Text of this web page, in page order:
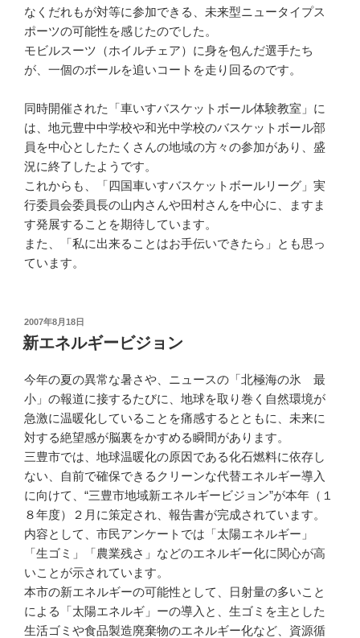
なくだれもが対等に参加できる、未来型ニュータイプス
ポーツの可能性を感じたのでした。
モビルスーツ（ホイルチェア）に身を包んだ選手たち
が、一個のボールを追いコートを走り回るのです。
同時開催された「車いすバスケットボール体験教室」に
は、地元豊中中学校や和光中学校のバスケットボール部
員を中心としたたくさんの地域の方々の参加があり、盛
況に終了したようです。
これからも、「四国車いすバスケットボールリーグ」実
行委員会委員長の山内さんや田村さんを中心に、ますま
す発展することを期待しています。
また、「私に出来ることはお手伝いできたら」とも思っ
ています。
投
稿
日:
2007年8月18日
新エネルギービジョン
今年の夏の異常な暑さや、ニュースの「北極海の氷 最
小」の報道に接するたびに、地球を取り巻く自然環境が
急激に温暖化していることを痛感するとともに、未来に
対する絶望感が脳裏をかすめる瞬間があります。
三豊市では、地球温暖化の原因である化石燃料に依存し
ない、自前で確保できるクリーンな代替エネルギー導入
に向けて、“三豊市地域新エネルギービジョン”が本年（１
８年度）２月に策定され、報告書が完成されています。
内容として、市民アンケートでは「太陽エネルギー」
「生ゴミ」「農業残さ」などのエネルギー化に関心が高
いことが示されています。
本市の新エネルギーの可能性として、日射量の多いこと
による「太陽エネルギ」ーの導入と、生ゴミを主とした
生活ゴミや食品製造廃棄物のエネルギー化など、資源循